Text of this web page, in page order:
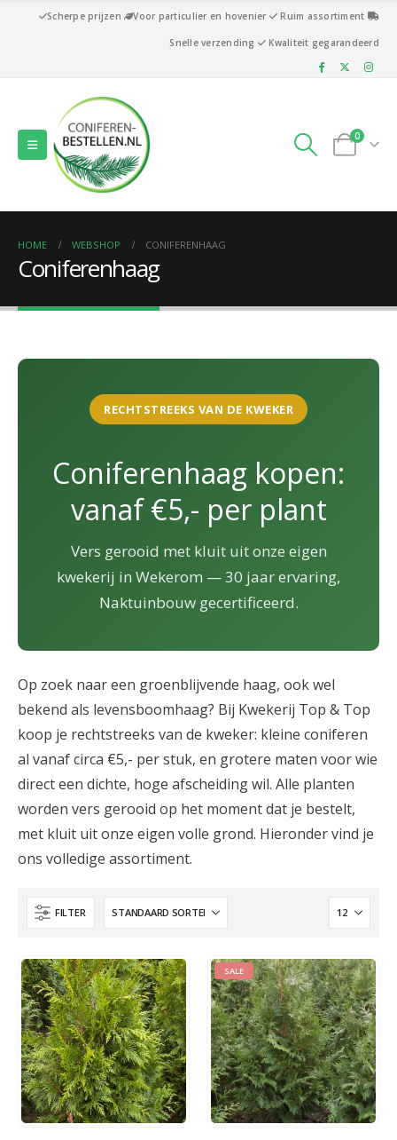
Scherpe prijzen Voor particulier en hovenier Ruim assortiment
Snelle verzending Kwaliteit gegarandeerd
0
HOME WEBSHOP CONIFERENHAAG
Coniferenhaag
RECHTSTREEKS VAN DE KWEKER
Coniferenhaag kopen:
vanaf €5,- per plant
Vers gerooid met kluit uit onze eigen
kwekerij in Wekerom — 30 jaar ervaring,
Naktuinbouw gecertificeerd.
Op zoek naar een groenblijvende haag, ook wel
bekend als levensboomhaag? Bij Kwekerij Top & Top
koop je rechtstreeks van de kweker: kleine coniferen
al vanaf circa €5,- per stuk, en grotere maten voor wie
direct een dichte, hoge afscheiding wil. Alle planten
worden vers gerooid op het moment dat je bestelt,
met kluit uit onze eigen volle grond. Hieronder vind je
ons volledige assortiment.
FILTER
SALE